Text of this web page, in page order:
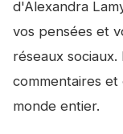
d'Alexandra
vos pensées et
réseaux
commentaires
monde entier.